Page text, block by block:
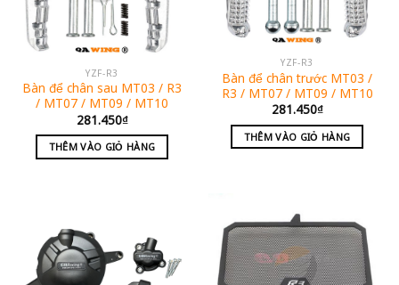
YZF-R3
Bàn để chân sau MT03 / R3
/ MT07 / MT09 / MT10
281.450₫
THÊM VÀO GIỎ HÀNG
YZF-R3
Bàn để chân trước MT03 /
R3 / MT07 / MT09 / MT10
281.450₫
THÊM VÀO GIỎ HÀNG